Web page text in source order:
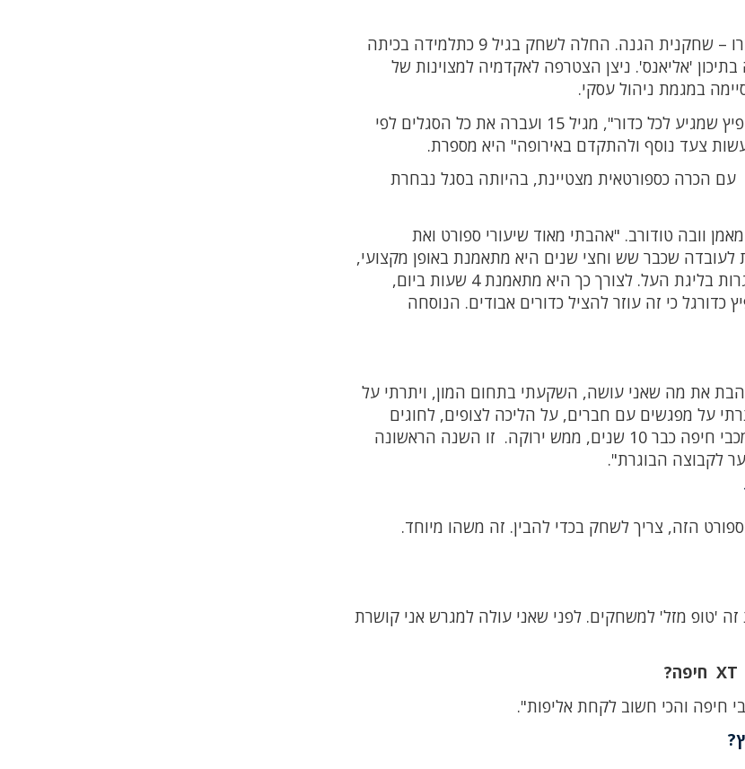
, בת 18, גובה 165 ס"מ, משחקת בתפקיד ליברו – שחקנית הגנה. החלה לשחק בגיל 9 כתלמידה בכיתה
'אליאנס'. ניצן הצטרפה לאקדמיה למצוינות של
ניצן משחקת בנבחרת ישראל בתפקיד שחקנית הגנה, "קפיץ שמגיע לכל כדור", מגיל 15 ועברה את כל הסגלים לפי
צעד נוסף ולהתקדם באירופה" היא מספרת.
הכדורעפנית הירוקה עומדת להתגייס לצה"ל במרץ 2020 עם הכרה כספורטאית מצטיינת, בהיותה בסגל נבחרת
וובה טודורב. "אהבתי מאוד שיעורי ספורט ואת
שכבר שש וחצי שנים היא מתאמנת באופן מקצועי,
מגיעה לאימונים ומשקיעה כדי להיות ב"6" בסגל של הבוגרות בליגת העל. לצורך כך היא מתאמנת 4 שעות ביום,
כי זה עוזר להציל כדורים אבודים. הנוסחה
את מה שאני עושה, השקעתי בתחום המון, ויתרתי על
על מפגשים עם חברים, על הליכה לצופים, לחוגים
ופעילויות פנאי שונות. אני מתחילת הדרך "ירוקה". אני במכבי חיפה כבר 10 שנים, ממש ירוקה. זו השנה הראשונה
לקבוצה הבוגרת".
הזה, צריך לשחק בכדי להבין. זה משהו מיוחד.
'טופ מזל' למשחקים. לפני שאני עולה למגרש אני קושרת
XT חיפה?
חיפה והכי חשוב לקחת אליפות".